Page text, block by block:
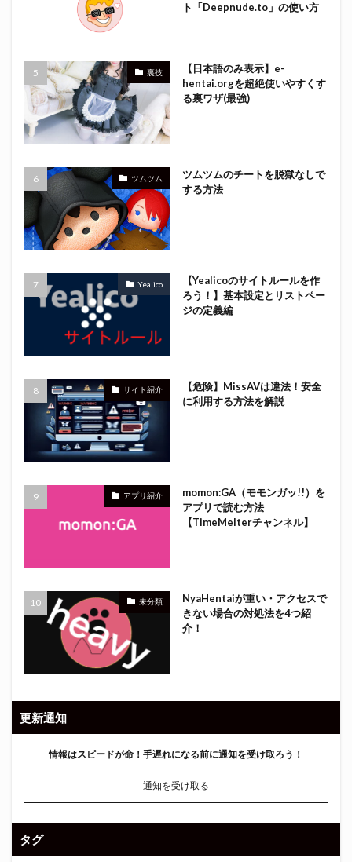
ト「Deepnude.to」の使い方
裏技
【日本語のみ表示】e-
hentai.orgを超絶使いやすくす
る裏ワザ(最強)
ツムツム
ツムツムのチートを脱獄なしで
する方法
Yealico
【Yealicoのサイトルールを作
ろう！】基本設定とリストペー
ジの定義編
サイト紹介
【危険】MissAVは違法！安全
に利用する方法を解説
アプリ紹介
momon:GA（モモンガッ!!）を
アプリで読む方法
【TimeMelterチャンネル】
未分類
NyaHentaiが重い・アクセスで
きない場合の対処法を4つ紹
介！
更新通知
情報はスピードが命！ 手遅れになる前に通知を受け取ろう！
通知を受け取る
タグ